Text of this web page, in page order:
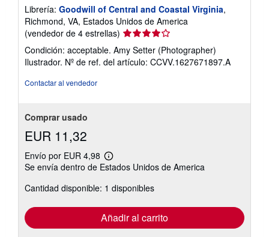
Librería: Goodwill of Central and Coastal Virginia,
Richmond, VA, Estados Unidos de America
(vendedor de 4 estrellas) Calificación
vendedor:
4
Condición: acceptable. Amy Setter (Photographer)
Ilustrador. Nº de ref. del artículo: CCVV.1627671897.A
Contactar al vendedor
Comprar usado
EUR 11,32
Envío por EUR 4,98
Más
información
las
tarifas
envío
Se envía dentro de Estados Unidos de America
Cantidad disponible: 1 disponibles
Añadir al carrito